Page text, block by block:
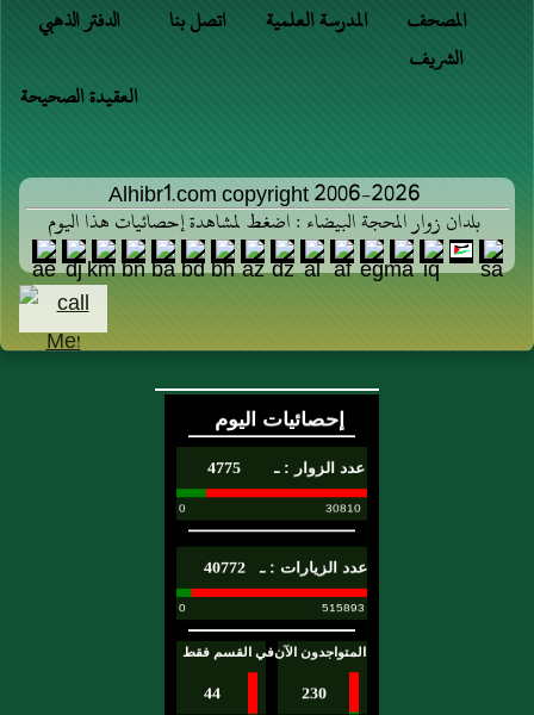
الدفتر الذهبي اتصل بنا المدرسة العلمية
المصحف
الشريف
العقيدة الصحيحة
Alhibr1.com copyright 2006-2026
بلدان زوار المحجة البيضاء : اضغط لمشاهدة إحصائيات هذا اليوم